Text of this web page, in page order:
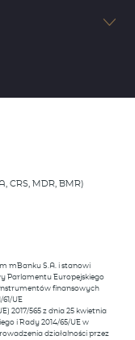
się z
CRS, MDR, BMR)
mBanku S.A. i stanowi
Parlamentu Europejskiego
instrumentów finansowych
UE
2017/565 z dnia 25 kwietnia
i Rady 2014/65/UE w
działalności przez